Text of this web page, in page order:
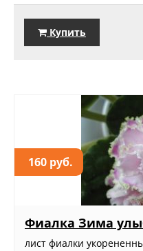
Купить
160 руб.
Фиалка Зима
лист фиалки